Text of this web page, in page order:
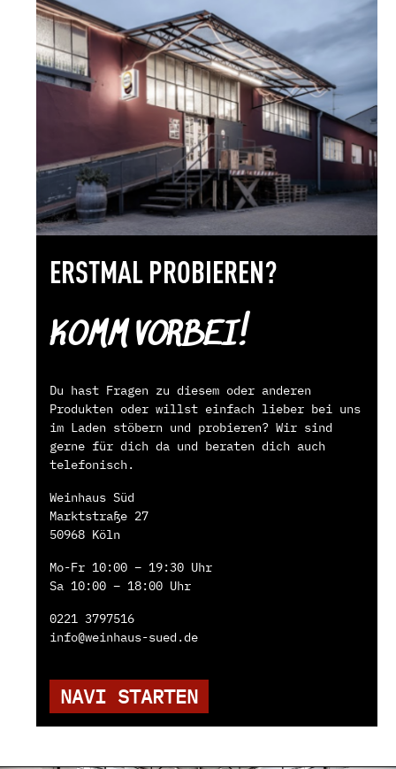
ERSTMAL PROBIEREN?
KOMM VORBEI!
Du hast Fragen zu diesem oder anderen
Produkten oder willst einfach lieber bei uns
im Laden stöbern und probieren? Wir sind
gerne für dich da und beraten dich auch
telefonisch.
Weinhaus Süd
Marktstraße 27
50968 Köln
Mo-Fr 10:00 – 19:30 Uhr
Sa 10:00 – 18:00 Uhr
0221 3797516
info@weinhaus-sued.de
NAVI STARTEN